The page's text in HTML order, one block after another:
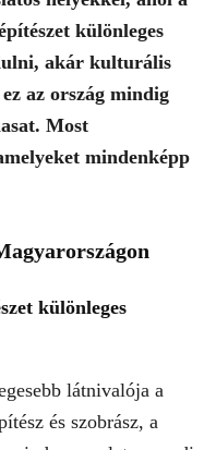
különleges
akár kulturális
az ország mindig
Most
mindenképp
különleges
látnivalója a
és szobrász, a